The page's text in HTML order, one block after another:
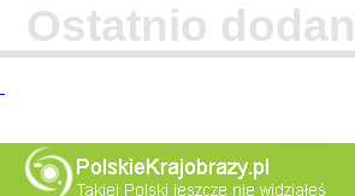
Ostatnio